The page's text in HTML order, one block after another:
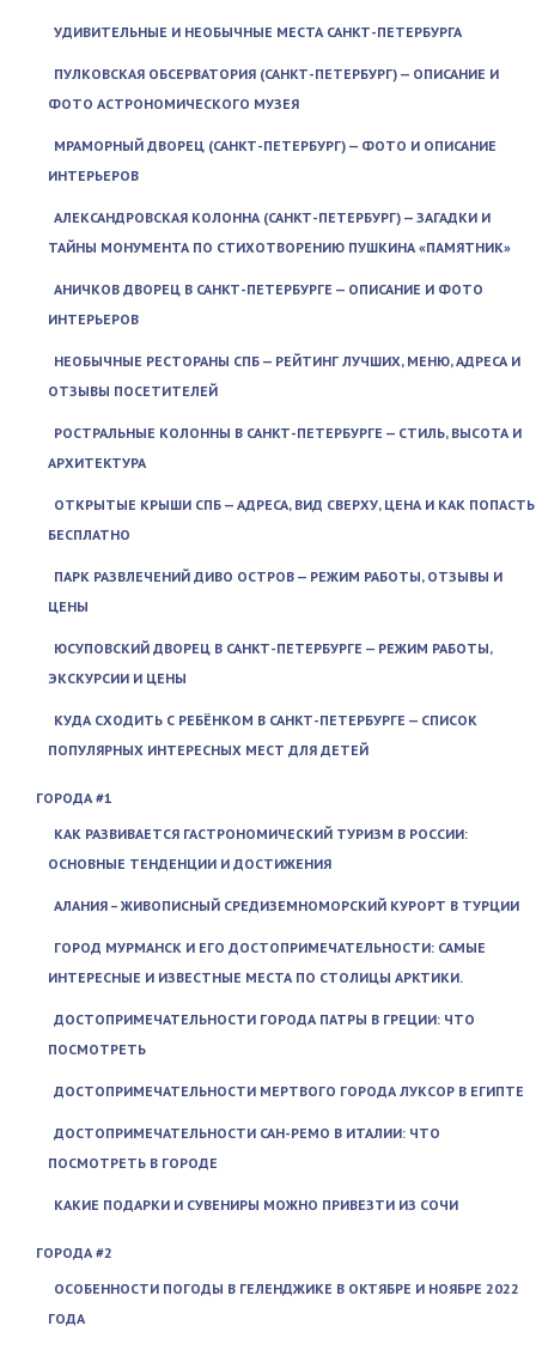
УДИВИТЕЛЬНЫЕ И НЕОБЫЧНЫЕ МЕСТА САНКТ-ПЕТЕРБУРГА
ПУЛКОВСКАЯ ОБСЕРВАТОРИЯ (САНКТ-ПЕТЕРБУРГ) — ОПИСАНИЕ И
ФОТО АСТРОНОМИЧЕСКОГО МУЗЕЯ
МРАМОРНЫЙ ДВОРЕЦ (САНКТ-ПЕТЕРБУРГ) — ФОТО И ОПИСАНИЕ
ИНТЕРЬЕРОВ
АЛЕКСАНДРОВСКАЯ КОЛОННА (САНКТ-ПЕТЕРБУРГ) — ЗАГАДКИ И
ТАЙНЫ МОНУМЕНТА ПО СТИХОТВОРЕНИЮ ПУШКИНА «ПАМЯТНИК»
АНИЧКОВ ДВОРЕЦ В САНКТ-ПЕТЕРБУРГЕ — ОПИСАНИЕ И ФОТО
ИНТЕРЬЕРОВ
НЕОБЫЧНЫЕ РЕСТОРАНЫ СПБ — РЕЙТИНГ ЛУЧШИХ, МЕНЮ, АДРЕСА И
ОТЗЫВЫ ПОСЕТИТЕЛЕЙ
РОСТРАЛЬНЫЕ КОЛОННЫ В САНКТ-ПЕТЕРБУРГЕ — СТИЛЬ, ВЫСОТА И
АРХИТЕКТУРА
ОТКРЫТЫЕ КРЫШИ СПБ — АДРЕСА, ВИД СВЕРХУ, ЦЕНА И КАК ПОПАСТЬ
БЕСПЛАТНО
ПАРК РАЗВЛЕЧЕНИЙ ДИВО ОСТРОВ — РЕЖИМ РАБОТЫ, ОТЗЫВЫ И
ЦЕНЫ
ЮСУПОВСКИЙ ДВОРЕЦ В САНКТ-ПЕТЕРБУРГЕ — РЕЖИМ РАБОТЫ,
ЭКСКУРСИИ И ЦЕНЫ
КУДА СХОДИТЬ С РЕБЁНКОМ В САНКТ-ПЕТЕРБУРГЕ — СПИСОК
ПОПУЛЯРНЫХ ИНТЕРЕСНЫХ МЕСТ ДЛЯ ДЕТЕЙ
ГОРОДА #1
КАК РАЗВИВАЕТСЯ ГАСТРОНОМИЧЕСКИЙ ТУРИЗМ В РОССИИ:
ОСНОВНЫЕ ТЕНДЕНЦИИ И ДОСТИЖЕНИЯ
АЛАНИЯ – ЖИВОПИСНЫЙ СРЕДИЗЕМНОМОРСКИЙ КУРОРТ В ТУРЦИИ
ГОРОД МУРМАНСК И ЕГО ДОСТОПРИМЕЧАТЕЛЬНОСТИ: САМЫЕ
ИНТЕРЕСНЫЕ И ИЗВЕСТНЫЕ МЕСТА ПО СТОЛИЦЫ АРКТИКИ.
ДОСТОПРИМЕЧАТЕЛЬНОСТИ ГОРОДА ПАТРЫ В ГРЕЦИИ: ЧТО
ПОСМОТРЕТЬ
ДОСТОПРИМЕЧАТЕЛЬНОСТИ МЕРТВОГО ГОРОДА ЛУКСОР В ЕГИПТЕ
ДОСТОПРИМЕЧАТЕЛЬНОСТИ САН-РЕМО В ИТАЛИИ: ЧТО
ПОСМОТРЕТЬ В ГОРОДЕ
КАКИЕ ПОДАРКИ И СУВЕНИРЫ МОЖНО ПРИВЕЗТИ ИЗ СОЧИ
ГОРОДА #2
ОСОБЕННОСТИ ПОГОДЫ В ГЕЛЕНДЖИКЕ В ОКТЯБРЕ И НОЯБРЕ 2022
ГОДА